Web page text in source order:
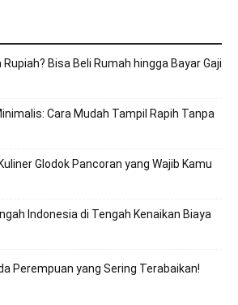
Bisa Beli Rumah hingga Bayar Gaji
Cara Mudah Tampil Rapih Tanpa
Glodok Pancoran yang Wajib Kamu
Indonesia di Tengah Kenaikan Biaya
Perempuan yang Sering Terabaikan!